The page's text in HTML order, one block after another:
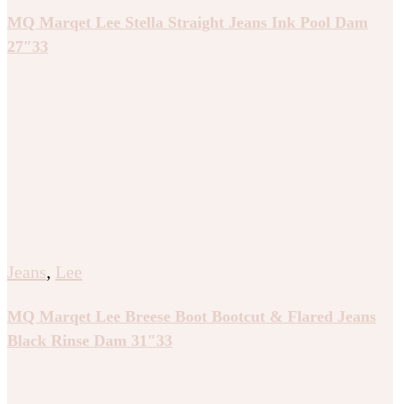
MQ Marqet Lee Stella Straight Jeans Ink Pool Dam
27″33
Jeans, Lee
MQ Marqet Lee Breese Boot Bootcut & Flared Jeans
Black Rinse Dam 31″33